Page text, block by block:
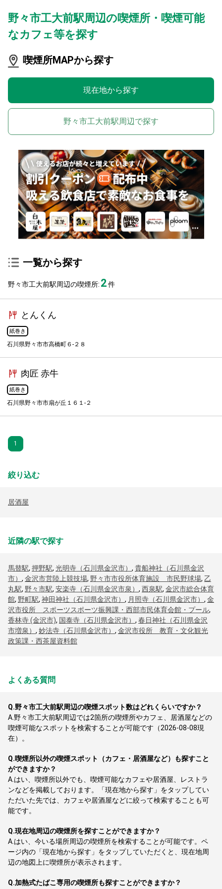
野々市工大前駅周辺の喫煙所・喫煙可能
なカフェ等を探す
喫煙所MAPから探す
現在地から探す
野々市工大前駅周辺で探す
一覧から探す
野々市工大前駅周辺の喫煙所: 2件
とんくん
紙巻き
石川県野々市市高橋町６-２８
肉匠 赤牛
紙巻き
石川県野々市市扇が丘１６１-２
1
絞り込む
居酒屋
近隣の駅で探す
馬替駅, 押野駅, 光明寺（石川県金沢市） , 貴船神社（石川県金沢
市） , 金沢市営陸上競技場, 野々市市役所体育施設 市民野球場, 乙
丸駅, 野々市駅, 安楽寺（石川県金沢市泉） , 西泉駅, 金沢市総合体育
館, 野町駅, 神田神社（石川県金沢市） , 月照寺（石川県金沢市） , 金
沢市役所 スポーツスポーツ振興課・西部市民体育会館・プール,
香林寺 (金沢市), 国泰寺（石川県金沢市） , 春日神社（石川県金沢
市増泉） , 妙法寺（石川県金沢市） , 金沢市役所 教育・文化観光
政策課・西茶屋資料館
よくある質問
Q.野々市工大前駅周辺の喫煙スポット数はどれくらいですか？
A. 野々市工大前駅周辺では2箇所の喫煙所やカフェ、居酒屋などの
喫煙可能なスポットを検索することが可能です（2026-08-08現
在）。
Q.喫煙所以外の喫煙スポット（カフェ・居酒屋など）も探すこと
ができますか？
A. はい、喫煙所以外でも、喫煙可能なカフェや居酒屋、レストラ
ンなどを掲載しております。「現在地から探す」をタップしてい
ただいた先では、カフェや居酒屋などに絞って検索することも可
能です。
Q.現在地周辺の喫煙所を探すことができますか？
A. はい、今いる場所周辺の喫煙所を検索することが可能です。ペ
ージ内の「現在地から探す」をタップしていただくと、現在地周
辺の地図上に喫煙所が表示されます。
Q.加熱式たばこ専用の喫煙所も探すことができますか？